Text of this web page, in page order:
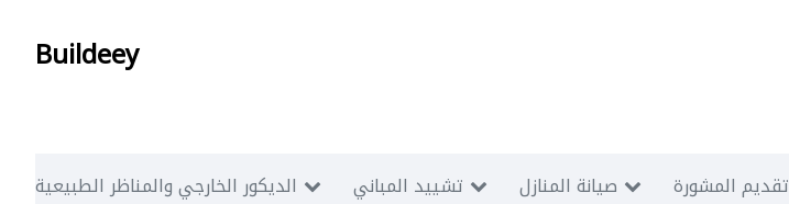
Buildeey
الديكور الخارجي والمناظر الطبيعية تشييد المباني صيانة المنازل تقديم المشورة